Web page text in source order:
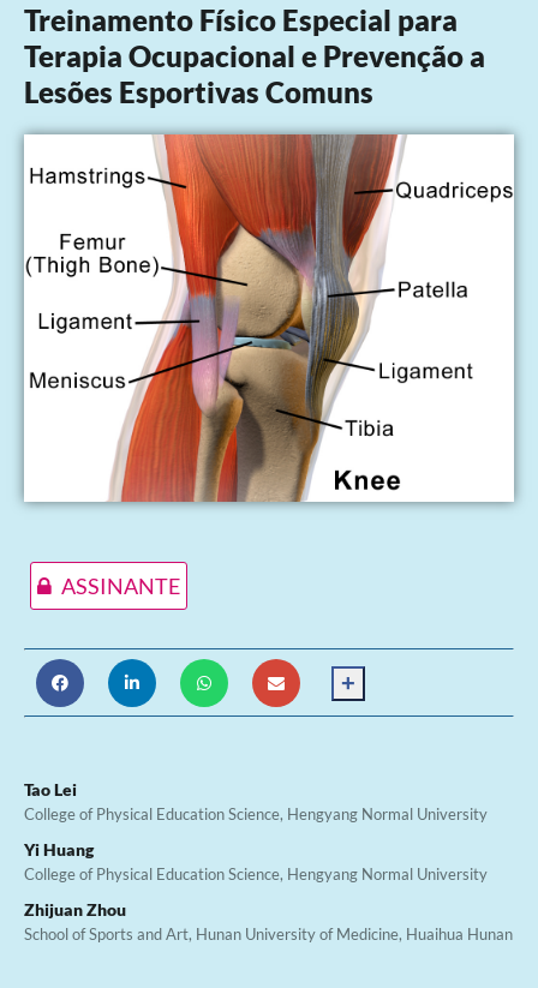
Treinamento Físico Especial para
Terapia Ocupacional e Prevenção a
Lesões Esportivas Comuns
ASSINANTE
+
Tao Lei
College of Physical Education Science, Hengyang Normal University
Yi Huang
College of Physical Education Science, Hengyang Normal University
Zhijuan Zhou
School of Sports and Art, Hunan University of Medicine, Huaihua Hunan